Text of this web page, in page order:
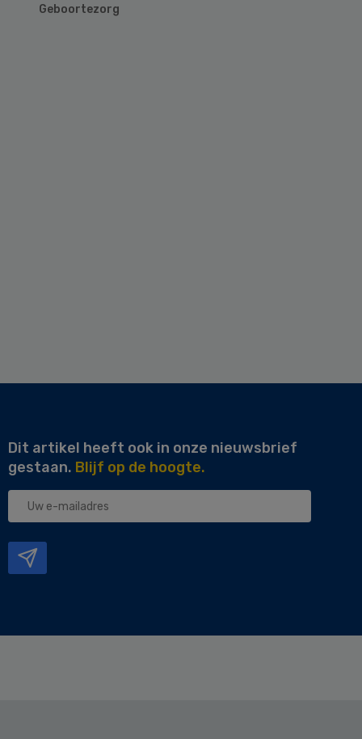
Geboortezorg
Dit artikel heeft ook in onze nieuwsbrief
gestaan. Blijf op de hoogte.
Uw